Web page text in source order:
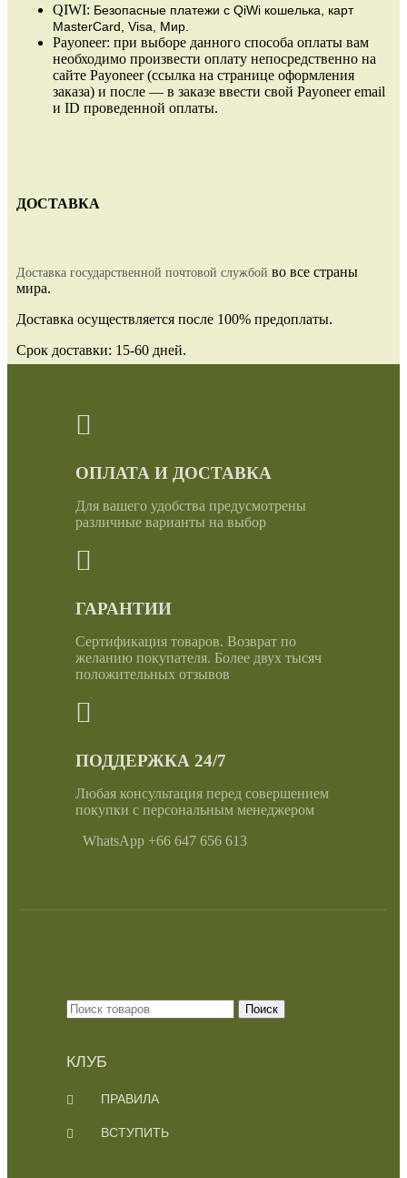
QIWI: Безопасные платежи с QiWi кошелька, карт
MasterCard, Visa, Мир.
Payoneer: при выборе данного способа оплаты вам
необходимо произвести оплату непосредственно на
сайте Payoneer (ссылка на странице оформления
заказа) и после — в заказе ввести свой Payoneer email
и ID проведенной оплаты.
ДОСТАВКА
Доставка государственной почтовой службой во все страны
мира.
Доставка осуществляется после 100% предоплаты.
Срок доставки: 15-60 дней.
ОПЛАТА И ДОСТАВКА
Для вашего удобства предусмотрены
различные варианты на выбор
ГАРАНТИИ
Сертификация товаров. Возврат по
желанию покупателя. Более двух тысяч
положительных отзывов
ПОДДЕРЖКА 24/7
Любая консультация перед совершением
покупки с персональным менеджером
WhatsApp +66 647 656 613
Поиск
КЛУБ
ПРАВИЛА
ВСТУПИТЬ